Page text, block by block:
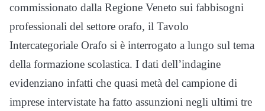
commissionato dalla Regione Veneto sui fabbisogni
professionali del settore orafo, il Tavolo
Intercategoriale Orafo si è interrogato a lungo sul tema
della formazione scolastica. I dati dell’indagine
evidenziano infatti che quasi metà del campione di
imprese intervistate ha fatto assunzioni negli ultimi tre